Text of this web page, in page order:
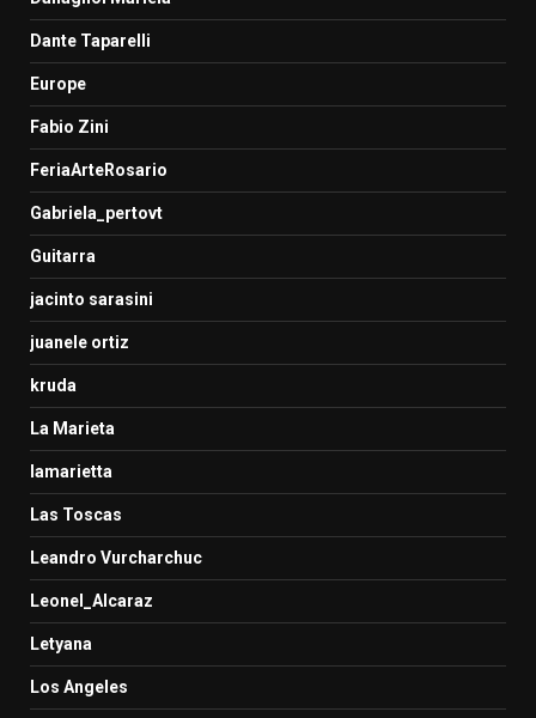
Dante Taparelli
Europe
Fabio Zini
FeriaArteRosario
Gabriela_pertovt
Guitarra
jacinto sarasini
juanele ortiz
kruda
La Marieta
lamarietta
Las Toscas
Leandro Vurcharchuc
Leonel_Alcaraz
Letyana
Los Angeles